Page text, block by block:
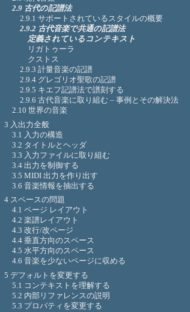
2.9 古代の記譜法
2.9.1 サポートされているスタイルの概要
2.9.2 古代音楽で共通の記譜法
定義されているコンテキスト
リガトゥーラ
クストス
2.9.3 計量音楽の記譜
2.9.4 グレゴリオ聖歌の記譜
2.9.5 キエフ記譜法で譜刻する
2.9.6 古代音楽に取り組む – 事例とその解決法
2.10 世界の音楽
3 入出力全般
3.1 入力の構造
3.2 タイトルとヘッダ
3.3 入力ファイルに取り組む
3.4 出力を制御する
3.5 MIDI 出力を作り出す
3.6 音楽情報を抽出する
4 スペースの問題
4.1 ページ レイアウト
4.2 楽譜レイアウト
4.3 改行/改ページ
4.4 垂直方向のスペース
4.5 水平方向のスペース
4.6 音楽を少ないページに収める
5 デフォルトを変更する
5.1 コンテキストを理解する
5.2 内部リファレンスの説明
5.3 プロパティを変更する